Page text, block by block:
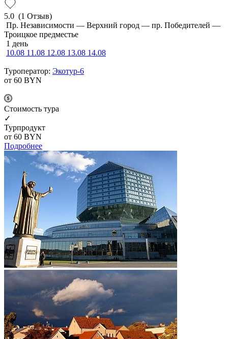
5.0 (1 Отзыв)
Пр. Независимости — Верхний город — пр. Победителей —
Троицкое предместье
1 день
10.08 11.08 12.08 13.08 14.08
Туроператор: Экотур-6
от 60 BYN
Cтоимость тура
✓
Турпродукт
от 60 BYN
Подробнее